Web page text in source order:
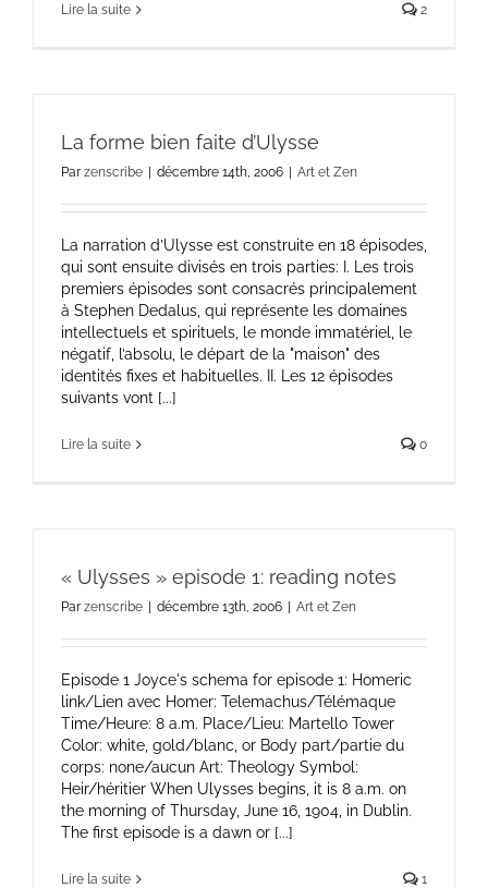
Lire la suite 2
La forme bien faite d’Ulysse
Par zenscribe | décembre 14th, 2006 | Art et Zen
La narration d’Ulysse est construite en 18 épisodes,
qui sont ensuite divisés en trois parties: I. Les trois
premiers épisodes sont consacrés principalement
à Stephen Dedalus, qui représente les domaines
intellectuels et spirituels, le monde immatériel, le
négatif, l’absolu, le départ de la "maison" des
identités fixes et habituelles. II. Les 12 épisodes
suivants vont [...]
Lire la suite 0
« Ulysses » episode 1: reading notes
Par zenscribe | décembre 13th, 2006 | Art et Zen
Episode 1 Joyce's schema for episode 1: Homeric
link/Lien avec Homer: Telemachus/Télémaque
Time/Heure: 8 a.m. Place/Lieu: Martello Tower
Color: white, gold/blanc, or Body part/partie du
corps: none/aucun Art: Theology Symbol:
Heir/héritier When Ulysses begins, it is 8 a.m. on
the morning of Thursday, June 16, 1904, in Dublin.
The first episode is a dawn or [...]
Lire la suite 1